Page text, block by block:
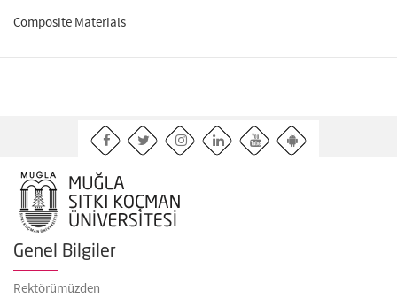
Composite Materials
Genel Bilgiler
Rektörümüzden